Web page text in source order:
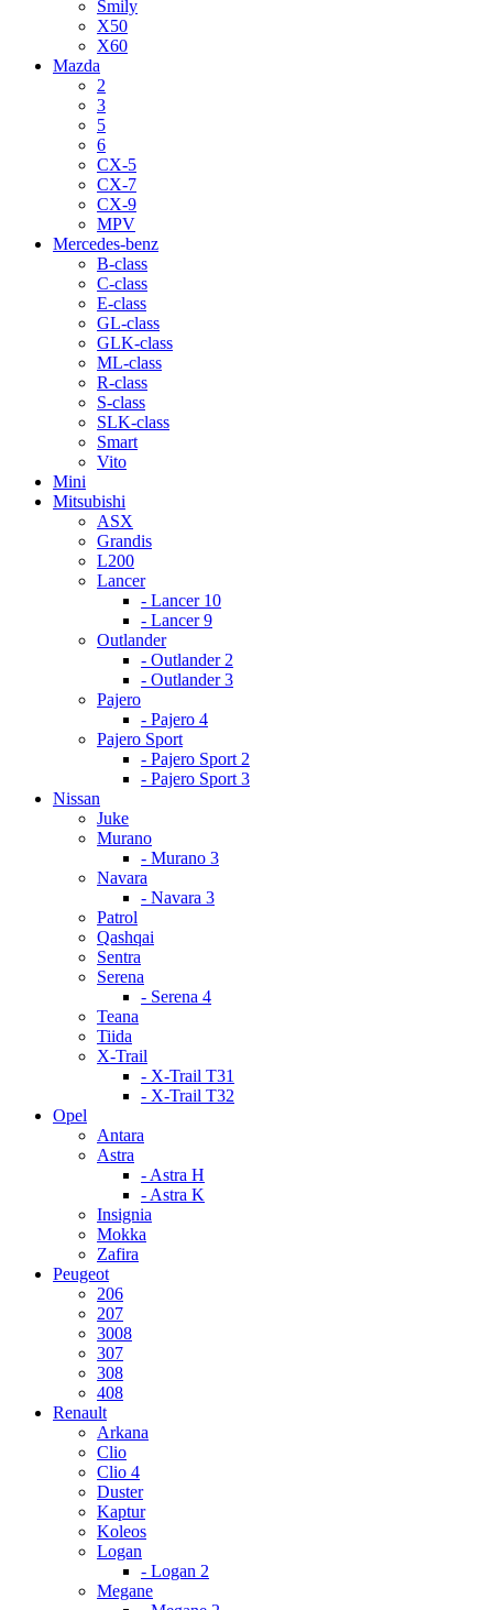
Smily
X50
X60
Mazda
2
3
5
6
CX-5
CX-7
CX-9
MPV
Mercedes-benz
B-class
C-class
E-class
GL-class
GLK-class
ML-class
R-class
S-class
SLK-class
Smart
Vito
Mini
Mitsubishi
ASX
Grandis
L200
Lancer
- Lancer 10
- Lancer 9
Outlander
- Outlander 2
- Outlander 3
Pajero
- Pajero 4
Pajero Sport
- Pajero Sport 2
- Pajero Sport 3
Nissan
Juke
Murano
- Murano 3
Navara
- Navara 3
Patrol
Qashqai
Sentra
Serena
- Serena 4
Teana
Tiida
X-Trail
- X-Trail T31
- X-Trail T32
Opel
Antara
Astra
- Astra H
- Astra K
Insignia
Mokka
Zafira
Peugeot
206
207
3008
307
308
408
Renault
Arkana
Clio
Clio 4
Duster
Kaptur
Koleos
Logan
- Logan 2
Megane